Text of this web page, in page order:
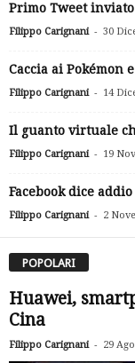
Primo Tweet
Filippo Carignani - 30
Caccia ai Pokémon
Filippo Carignani - 14
Il guanto virtuale
Filippo Carignani - 19
Facebook dice
Filippo Carignani - 2
POPOLARI
Huawei,
Cina
Filippo Carignani - 29